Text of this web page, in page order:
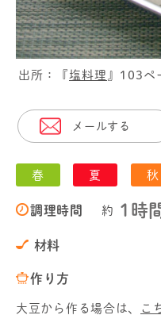
出所：『塩料理 』103ペ
メールする
春 夏 秋
調理時間 約 1時
材料
作り方
大豆から作る場合は、 こ